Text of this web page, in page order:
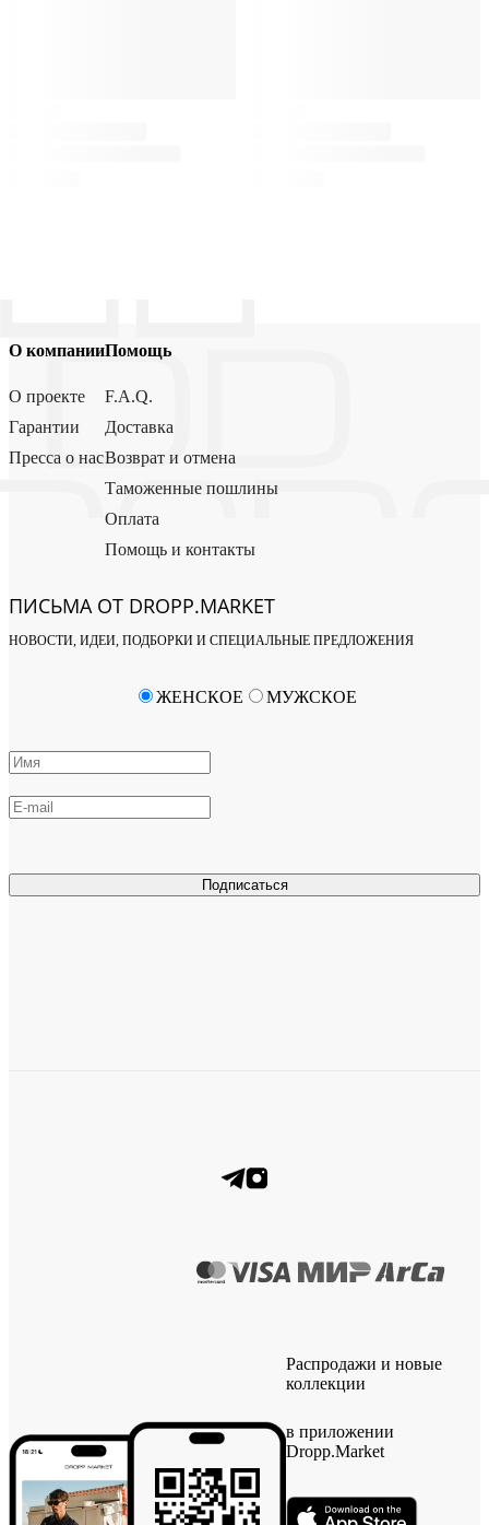
О компании
О проекте
Гарантии
Пресса о нас
Помощь
F.A.Q.
Доставка
Возврат и отмена
Таможенные пошлины
Оплата
Помощь и контакты
ПИСЬМА ОТ DROPP.MARKET
НОВОСТИ, ИДЕИ, ПОДБОРКИ И СПЕЦИАЛЬНЫЕ ПРЕДЛОЖЕНИЯ
Подписаться
ЖЕНСКОЕ МУЖСКОЕ
Распродажи и новые
коллекции
в приложении
Dropp.Market